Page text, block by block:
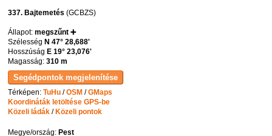
337. Bajtemetés (GCBZS)
Állapot:megszűnt ➕
Szélesség N 47° 28,688'
Hosszúság E 19° 23,076'
Magasság:310 m
Térképen:TuHu /OSM /GMaps
Koordináták letöltése GPS-be
Közeli ládák / Közeli pontok
Megye/ország: Pest